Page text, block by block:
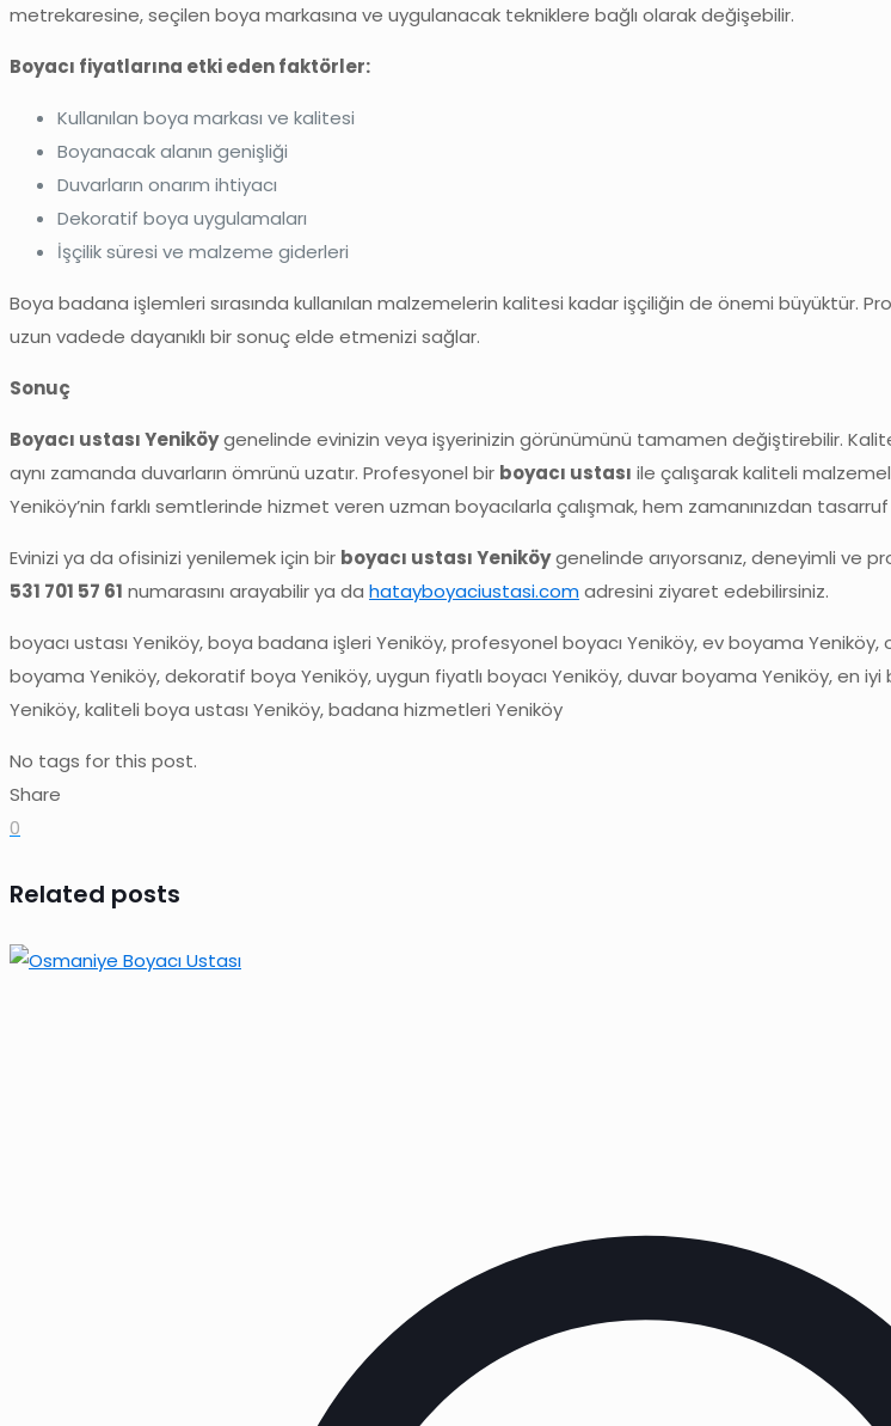
metrekaresine, seçilen boya markasına ve uygulanacak tekniklere bağlı olarak değişebilir.
Boyacı fiyatlarına etki eden faktörler:
Kullanılan boya markası ve kalitesi
Boyanacak alanın genişliği
Duvarların onarım ihtiyacı
Dekoratif boya uygulamaları
İşçilik süresi ve malzeme giderleri
Boya badana işlemleri sırasında kullanılan malzemelerin kalitesi kadar işçiliğin de önemi büyüktür.
uzun vadede dayanıklı bir sonuç elde etmenizi sağlar.
Sonuç
Boyacı ustası Yeniköygenelinde evinizin veya işyerinizin görünümünü tamamen değiştirebilir.
aynı zamanda duvarların ömrünü uzatır. Profesyonel bir boyacı ustası ile çalışarak kaliteli
Yeniköy’nin farklı semtlerinde hizmet veren uzman boyacılarla çalışmak, hem zamanınızdan
Evinizi ya da ofisinizi yenilemek için bir boyacı ustası Yeniköygenelinde arıyorsanız, deneyimli ve
531 701 57 61 numarasını arayabilir ya da hatayboyaciustasi.comadresini ziyaret edebilirsiniz.
boyacı ustası Yeniköy, boya badana işleri Yeniköy, profesyonel boyacı Yeniköy, ev boyama
boyama Yeniköy, dekoratif boya Yeniköy, uygun fiyatlı boyacı Yeniköy, duvar boyama Yeniköy, en iyi
Yeniköy, kaliteli boya ustası Yeniköy, badana hizmetleri Yeniköy
No tags for this post.
Share
0
Related posts